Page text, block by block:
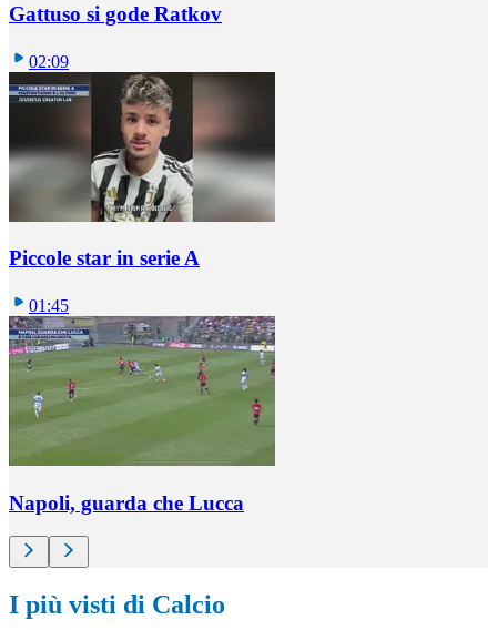
Gattuso si gode Ratkov
02:09
Piccole star in serie A
01:45
Napoli, guarda che Lucca
I più visti di Calcio